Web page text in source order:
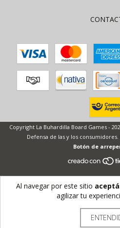
Al navegar por este sitio
agilizar tu
Copyright La Buhardilla Board Games -
Defensa de las y los
Botón de